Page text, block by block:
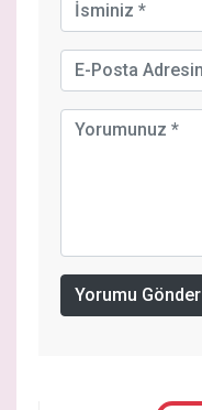
Yorumu Gönder